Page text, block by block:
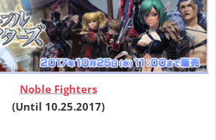
Noble Fighters
(Until 10.25.2017)